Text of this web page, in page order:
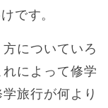
です。
についていろ
によって修学
旅行が何より